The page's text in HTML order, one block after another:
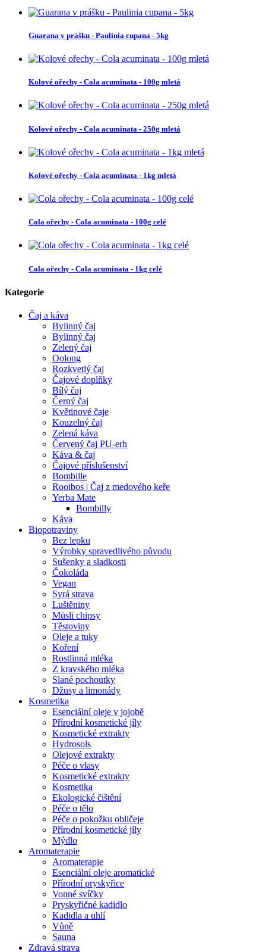
Guarana v prášku - Paulinia cupana - 5kg
Kolové ořechy - Cola acuminata - 100g mletá
Kolové ořechy - Cola acuminata - 250g mletá
Kolové ořechy - Cola acuminata - 1kg mletá
Cola ořechy - Cola acuminata - 100g celé
Cola ořechy - Cola acuminata - 1kg celé
Kategorie
Čaj a káva
Bylinný čaj
Bylinný čaj
Zelený čaj
Oolong
Rozkvetlý čaj
Čajové doplňky
Bílý čaj
Černý čaj
Květinové čaje
Kouzelný čaj
Zelená káva
Červený čaj PU-erh
Káva & čaj
Čajové příslušenství
Bombille
Rooibos | Čaj z medového keře
Yerba Mate
Bombilly
Káva
Biopotraviny
Bez lepku
Výrobky spravedlivého původu
Sušenky a sladkosti
Čokoláda
Vegan
Syrá strava
Luštěniny
Müsli chipsy
Těstoviny
Oleje a tuky
Koření
Rostlinná mléka
Z kravského mléka
Slané pochoutky
Džusy a limonády
Kosmetika
Esenciální oleje v jojobě
Přírodní kosmetické jíly
Kosmetické extrakty
Hydrosols
Olejové extrakty
Péče o vlasy
Kosmetické extrakty
Kosmetika
Ekologické čištění
Péče o tělo
Péče o pokožku obličeje
Přírodní kosmetické jíly
Mýdlo
Aromaterapie
Aromaterapie
Esenciální oleje aromatické
Přírodní pryskyřice
Vonné svíčky
Pryskyřičné kadidlo
Kadidla a uhlí
Vůně
Sauna
Zdravá strava